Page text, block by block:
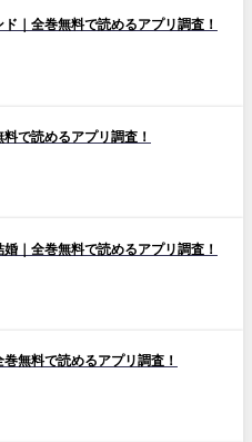
｜全巻無料で読めるアプリ調査！
で読めるアプリ調査！
｜全巻無料で読めるアプリ調査！
無料で読めるアプリ調査！